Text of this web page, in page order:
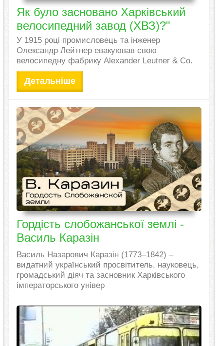
Як було засновано Харківський
велосипедний завод (ХВЗ)?"
У 1915 році промисловець та інженер
Олександр Лейтнер евакуював свою
велосипедну фабрику Alexander Leutner & Co.
Детальніше
Гордість слобожанської землі -
Василь Каразін
Василь Назарович Каразін (1773–1842) –
видатний український просвітитель, науковець,
громадський діяч та засновник Харківського
імператорського універ